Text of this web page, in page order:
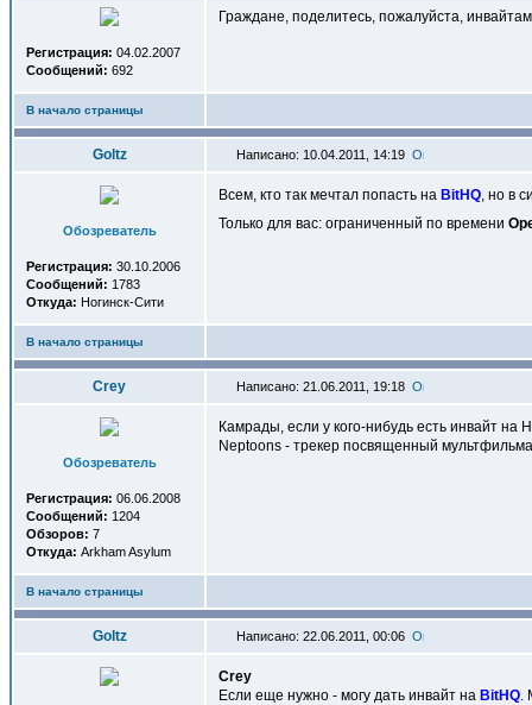
Регистрация: 04.02.2007
Сообщений: 692
Граждане, поделитесь, пожалуйста,
В начало страницы
Goltz Написано: 10.04.2011, 14:19
Обозреватель
Регистрация: 30.10.2006
Сообщений: 1783
Откуда: Ногинск-Сити
Всем, кто так мечтал попасть на BitHQ, но в
Только для вас: ограниченный по времени
В начало страницы
Crey Написано: 21.06.2011, 19:18
Обозреватель
Регистрация: 06.06.2008
Сообщений: 1204
Обзоров: 7
Откуда: Arkham Asylum
Камрады, если у кого-нибудь есть инвайт на
Neptoons - трекер посвященный
В начало страницы
Goltz Написано: 22.06.2011, 00:06
Crey
Если еще нужно - могу дать инвайт на BitHQ.